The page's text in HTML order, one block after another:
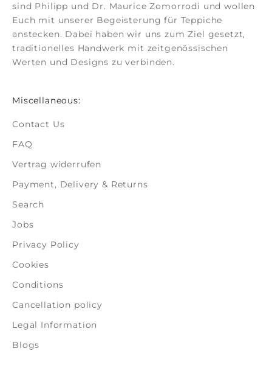
sind Philipp und Dr. Maurice Zomorrodi und wollen
Euch mit unserer Begeisterung für Teppiche
anstecken. Dabei haben wir uns zum Ziel gesetzt,
traditionelles Handwerk mit zeitgenössischen
Werten und Designs zu verbinden.
Miscellaneous:
Contact Us
FAQ
Vertrag widerrufen
Payment, Delivery & Returns
Search
Jobs
Privacy Policy
Cookies
Conditions
Cancellation policy
Legal Information
Blogs